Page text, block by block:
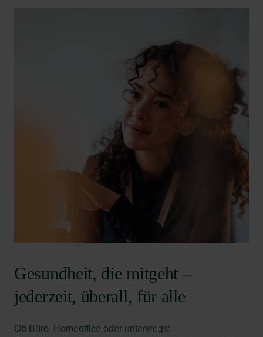
Gesundheit, die mitgeht –
jederzeit, überall, für alle
Ob Büro, Homeoffice oder unterwegs: